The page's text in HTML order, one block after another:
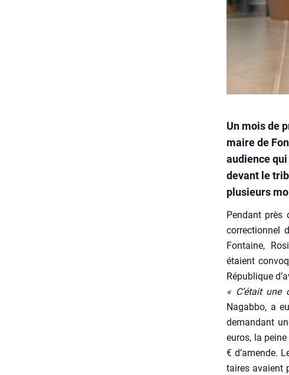
Un mois de
maire de
audience
devant le
plusieurs
Pen­dant près
cor­rec­tion­nel
Fon­taine,
étaient
Répu­blique
« C’était une
Nagab­bo, a
deman­dant
euros, la
€ d’amende.
taires avaient